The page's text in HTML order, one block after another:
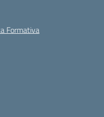
Formativa